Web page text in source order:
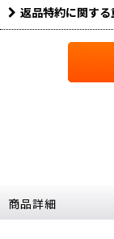
返品特約に関す
商品詳細